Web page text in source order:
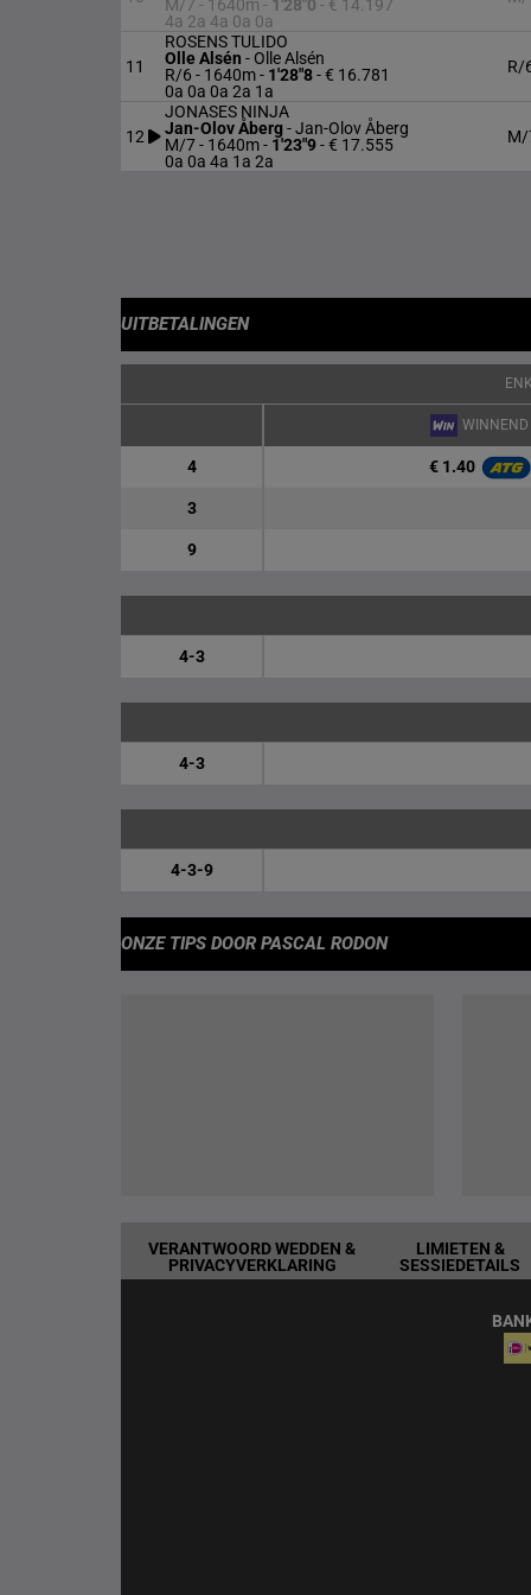
M/7 - 1640m - 1'28"0 - € 14.197
4a 2a 4a 0a 0a
11
ROSENS TULIDO
Olle Alsén - Olle Alsén
R/6 - 1640m- 1'28"8- € 16.781
0a 0a 0a 2a 1a
R/
12
JONASES NINJA
Jan-Olov Åberg-Jan-Olov Åberg
M/7 - 1640m- 1'23"9- € 17.555
0a 0a 4a 1a 2a
UITBETALINGEN
WINNEND
4 € 1.40
3
9
4-3
4-3
4-3-9
ONZE TIPS DOOR PASCAL RODON
VERANTWOORD WEDDEN &
PRIVACYVERKLARING
LIMIETEN &
SESSIEDETAILS